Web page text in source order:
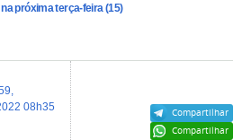
próxima terça-feira (15)
Compartilhar
Compartilhar
08h35